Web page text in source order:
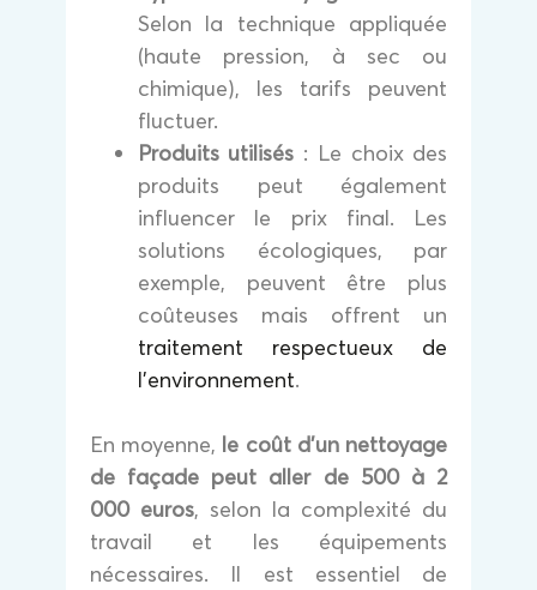
Selon la technique appliquée
(haute pression, à sec ou
chimique), les tarifs peuvent
fluctuer.
Produits utilisés : Le choix des
produits peut également
influencer le prix final. Les
solutions écologiques, par
exemple, peuvent être plus
coûteuses mais offrent un
traitement respectueux de
l’environnement.
En moyenne, le coût d’un nettoyage
de façade peut aller de 500 à 2
000 euros, selon la complexité du
travail et les équipements
nécessaires. Il est essentiel de